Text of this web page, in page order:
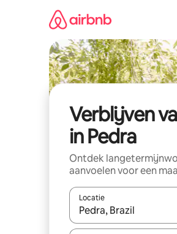
Verblijven
in Pedra
Ontdek
aanvoelen voor een
Locatie
Wanneer er resultaten